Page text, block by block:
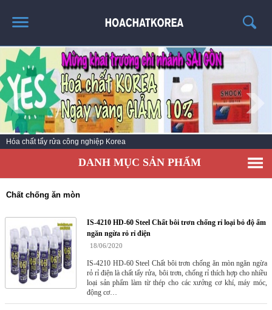
TRANG CHỦ
GIỚI THIỆU
THÔNG TIN SẢN PHẨM
TIN TỨC
LIÊN HỆ
Hóa chất tẩy rửa công nghiệp Korea
DANH MỤC SẢN PHẨM
Chất chống ăn mòn
IS-4210 HD-60 Steel Chất bôi trơn chống rỉ loại bỏ độ ẩm
ngăn ngừa rỏ rỉ điện
18/06/2020
IS-4210 HD-60 Steel Chất bôi trơn chống ăn mòn ngăn ngừa
rỏ rỉ điện là chất tẩy rửa, bôi trơn, chống rỉ thích hợp cho nhiều
loại sản phẩm làm từ thép cho các xưởng cơ khí, máy móc,
động cơ…